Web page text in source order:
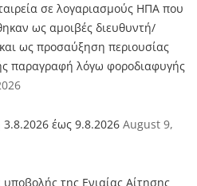
σε λογαριασμούς ΗΠΑ που
ως αμοιβές διευθυντή/
ως προσαύξηση περιουσίας
παραγραφή λόγω φοροδιαφυγής
έως 9.8.2026 August 9,
της Ενιαίας Αίτησης